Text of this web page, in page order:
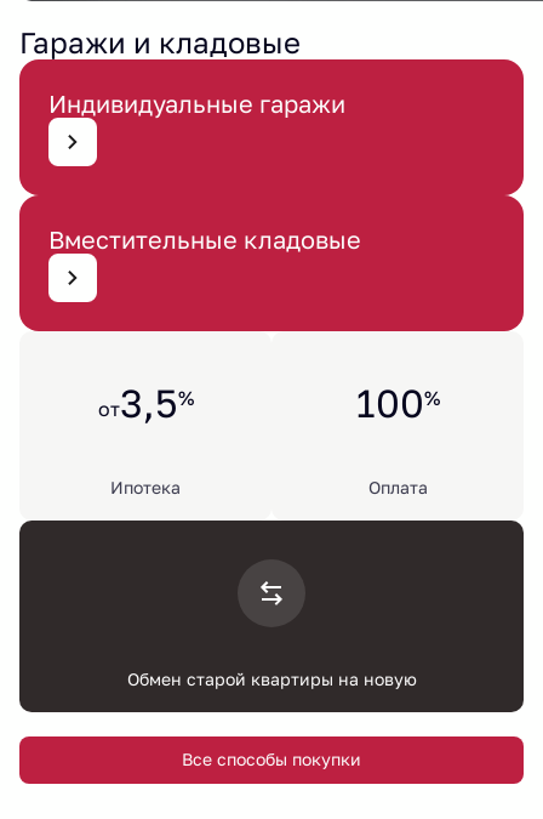
Гаражи и кладовые
Индивидуальные гаражи
Вместительные кладовые
от3,5%
Ипотека
100%
Оплата
Обмен старой квартиры на новую
Все способы покупки